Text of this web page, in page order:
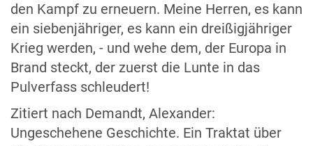
den Kampf zu erneuern. Meine Herren, es kann
ein siebenjähriger, es kann ein dreißigjähriger
Krieg werden, - und wehe dem, der Europa in
Brand steckt, der zuerst die Lunte in das
Pulverfass schleudert!
Zitiert nach Demandt, Alexander:
Ungeschehene Geschichte. Ein Traktat über